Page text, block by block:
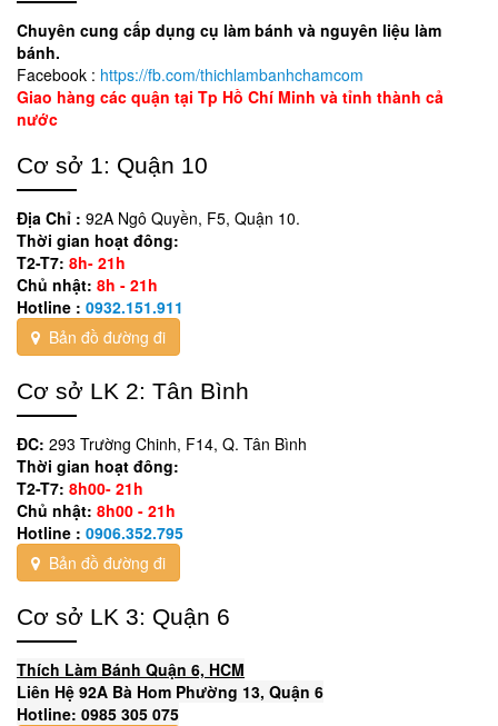
Chuyên cung cấp dụng cụ làm bánh và nguyên liệu làm
bánh.
Facebook : https://fb.com/thichlambanhchamcom
Giao hàng các quận tại Tp Hồ Chí Minh và tỉnh thành cả
nước
Cơ sở 1: Quận 10
Địa Chỉ : 92A Ngô Quyền, F5, Quận 10.
Thời gian hoạt đông:
T2-T7: 8h- 21h
Chủ nhật: 8h - 21h
Hotline : 0932.151.911
Bản đồ đường đi
Cơ sở LK 2: Tân Bình
ĐC: 293 Trường Chinh, F14, Q. Tân Bình
Thời gian hoạt đông:
T2-T7: 8h00- 21h
Chủ nhật: 8h00 - 21h
Hotline : 0906.352.795
Bản đồ đường đi
Cơ sở LK 3: Quận 6
Thích Làm Bánh Quận 6, HCM
Liên Hệ 92A Bà Hom Phường 13, Quận 6
Hotline: 0985 305 075